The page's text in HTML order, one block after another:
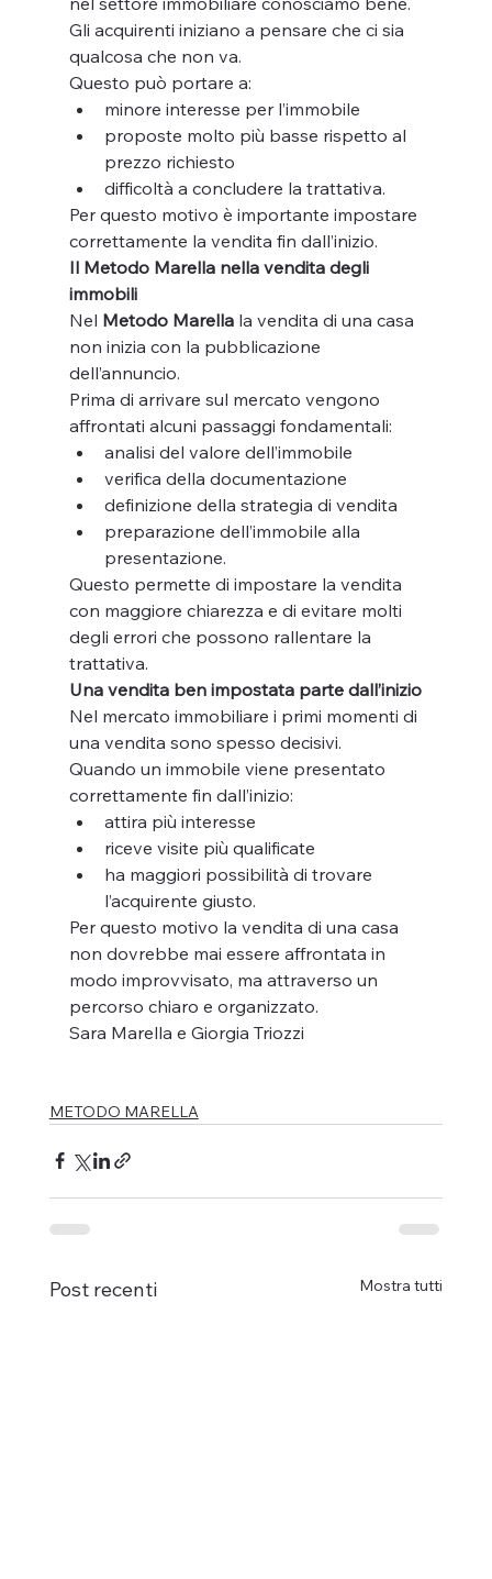
Gli acquirenti iniziano a pensare che ci sia
qualcosa che non va.
Questo può portare a:
minore interesse per l’immobile
proposte molto più basse rispetto al
prezzo richiesto
difficoltà a concludere la trattativa.
Per questo motivo è importante impostare
correttamente la vendita fin dall’inizio.
Il Metodo Marella nella vendita degli
immobili
Nel Metodo Marella la vendita di una casa
non inizia con la pubblicazione
dell’annuncio.
Prima di arrivare sul mercato vengono
affrontati alcuni passaggi fondamentali:
analisi del valore dell’immobile
verifica della documentazione
definizione della strategia di vendita
preparazione dell’immobile alla
presentazione.
Questo permette di impostare la vendita
con maggiore chiarezza e di evitare molti
degli errori che possono rallentare la
trattativa.
Una vendita ben impostata parte dall’inizio
Nel mercato immobiliare i primi momenti di
una vendita sono spesso decisivi.
Quando un immobile viene presentato
correttamente fin dall’inizio:
attira più interesse
riceve visite più qualificate
ha maggiori possibilità di trovare
l’acquirente giusto.
Per questo motivo la vendita di una casa
non dovrebbe mai essere affrontata in
modo improvvisato, ma attraverso un
percorso chiaro e organizzato.
Sara Marella e Giorgia Triozzi
METODO MARELLA
Post recenti Mostra tutti